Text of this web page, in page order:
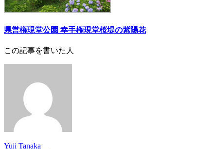
県営権現堂公園 幸手権現堂桜堤の紫陽花
この記事を書いた人
Yuji Tanaka